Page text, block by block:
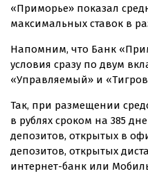
«Приморье» показал
максимальных ставок в
Напомним, что Банк
условия сразу по двум
«Управляемый» и
Так, при размещении
в рублях сроком на 385
депозитов, открытых в
депозитов, открытых
интернет-банк или